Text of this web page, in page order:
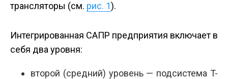
трансляторы (см. рис. 1).
Интегрированная САПР предприятия включает в
себя два уровня:
второй (средний) уровень — подсистема T-